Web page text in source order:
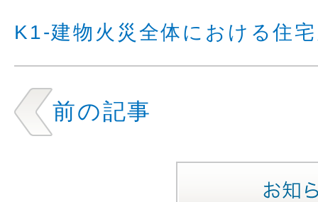
K1-建物火災全体における住
前の記事